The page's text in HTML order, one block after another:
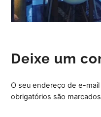
Deixe um
O seu endereço de e-
obrigatórios são